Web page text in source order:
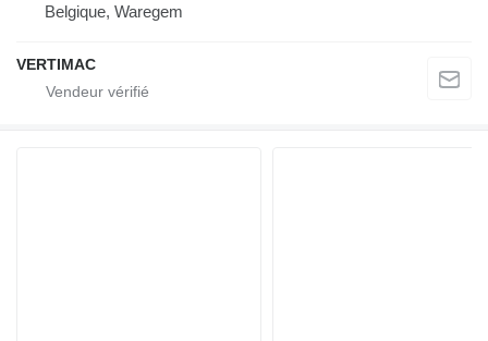
Belgique, Waregem
VERTIMAC